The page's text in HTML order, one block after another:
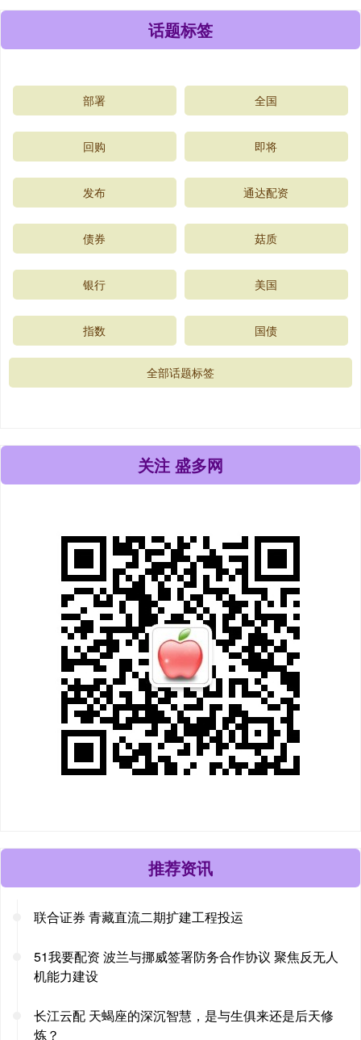
话题标签
部署 全国
回购 即将
发布 通达配资
债券 菇质
银行 美国
指数 国债
全部话题标签
关注 盛多网
推荐资讯
联合证券 青藏直流二期扩建工程投运
51我要配资 波兰与挪威签署防务合作协议 聚焦反无人
机能力建设
长江云配 天蝎座的深沉智慧，是与生俱来还是后天修
炼？